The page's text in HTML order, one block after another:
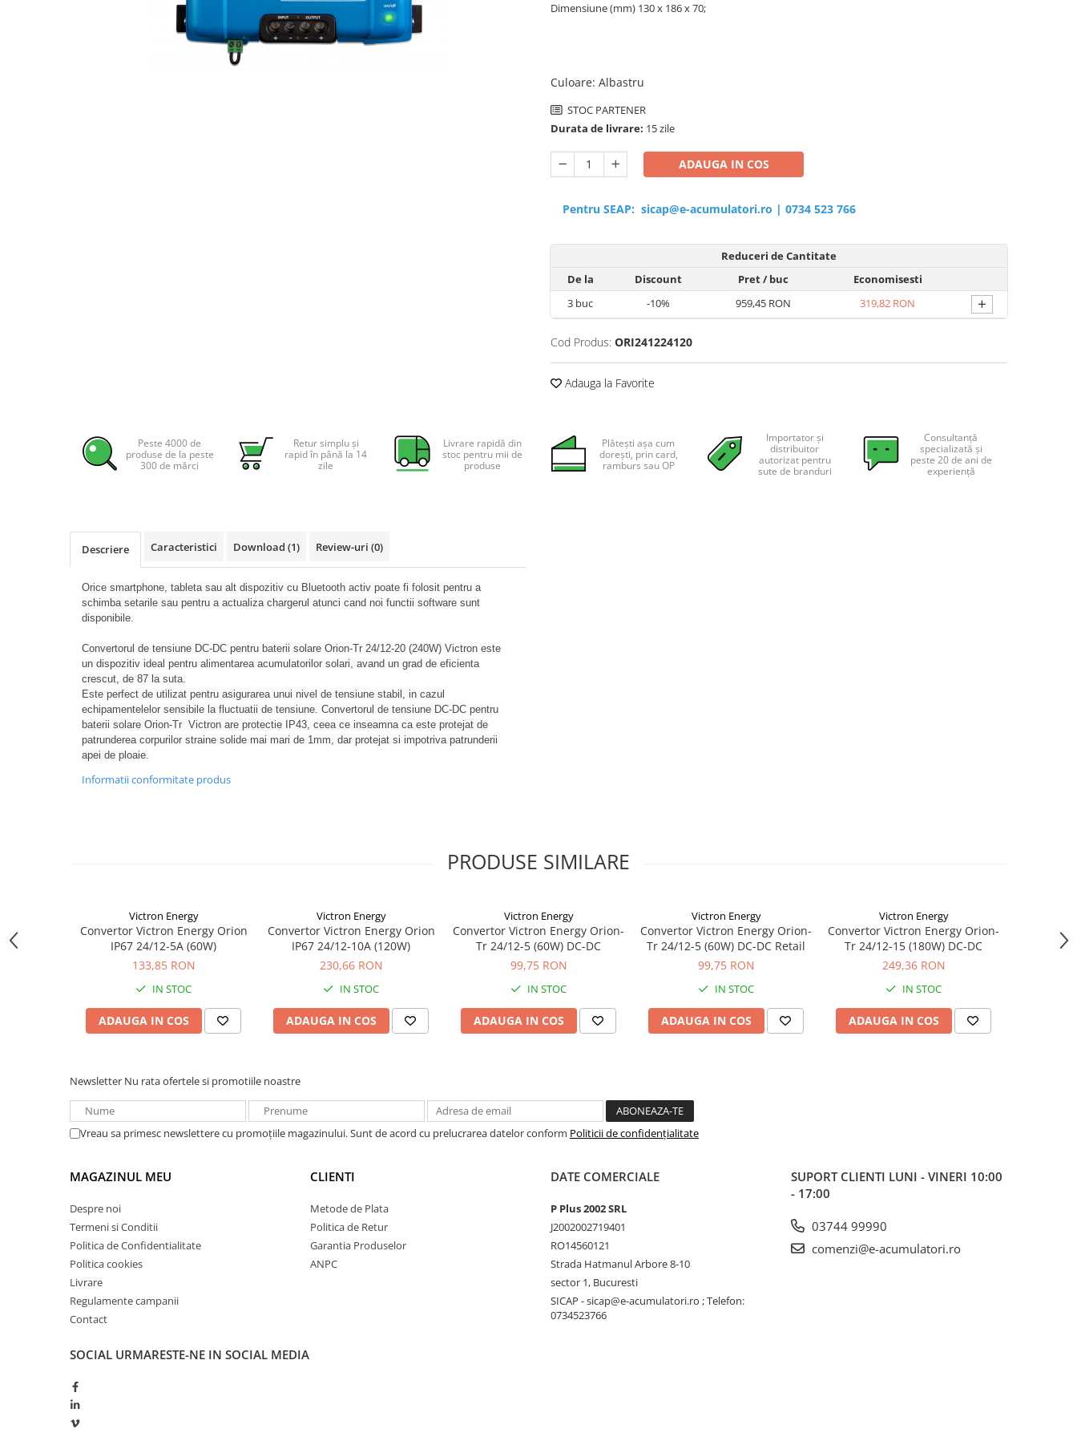
Panouri fotovoltaice si accesorii
Sisteme fotovoltaice de putere
mica (rulota/caravan/case de
Statii de incarcare vehicule
Statii de incarcare
Cabluri de incarcare vehicule
Turbine eoliene pentru casă
Acumulatori VRLA AGM/GEL /
Tractiune / LiFePo4
Baterii si acumulatori gel si VRLA
SLA AGM (Sealed Lead Acid)
Deep Cycle - Tractiune/Semi-
Redresoare auto, moto, barci si
UPS pentru centrale termice si
UPS Calculatoare si Servere
UPS Trifazat
Stabilizatoare Tensiune
PDUs unitati de distributie a
energiei electrice
Acumulatori UPS
Drumetii / Camping
Frigidere portabile
Dimensiune (mm) 130 x 186 x 70;
Culoare: Albastru
STOC PARTENER
Durata de livrare: 15 zile
ADAUGA IN COS
Pentru SEAP: sicap@e-acumulatori.ro | 0734 523 766
Reduceri de Cantitate
De la
Discount Pret/ buc
Economisesti
3 buc -10% 959,45 RON 319,82 RON +
Cod Produs: ORI241224120
Adauga la Favorite
Peste 4000 de
produse de la peste
300 de mărci
Retur simplu și
rapid în până la 14
zile
Livrare rapidă din
stoc pentru mii de
produse
Plătești așa cum
dorești, prin card,
ramburs sau OP
Importator și
distribuitor
autorizat pentru
sute de branduri
Consultanță
specializată și
peste 20 de ani de
experiență
Descriere Caracteristici Download (1) Review-uri (0)
Orice smartphone, tableta sau alt dispozitiv cu Bluetooth activ poate fi folosit pentru a
schimba setarile sau pentru a actualiza chargerul atunci cand noi functii software sunt
disponibile.
Convertorul de tensiune DC-DC pentru baterii solare Orion-Tr 24/12-20 (240W) Victron este
un dispozitiv ideal pentru alimentarea acumulatorilor solari, avand un grad de eficienta
crescut, de 87 la suta.
Este perfect de utilizat pentru asigurarea unui nivel de tensiune stabil, in cazul
echipamentelelor sensibile la fluctuatii de tensiune. Convertorul de tensiune DC-DC pentru
baterii solare Orion-Tr Victron are protectie IP43, ceea ce inseamna ca este protejat de
patrunderea corpurilor straine solide mai mari de 1mm, dar protejat si impotriva patrunderii
apei de ploaie.
Informatii conformitate produs
PRODUSE SIMILARE
Victron Energy
Convertor Victron Energy Orion
IP67 24/12-5A (60W)
133,85 RON
IN STOC
ADAUGA IN COS
Victron Energy
Convertor Victron Energy Orion
IP67 24/12-10A (120W)
230,66 RON
IN STOC
ADAUGA IN COS
Victron Energy
Convertor Victron Energy Orion-
Tr 24/12-5 (60W) DC-DC
99,75 RON
IN STOC
ADAUGA IN COS
Victron Energy
Convertor Victron Energy Orion-
Tr 24/12-5 (60W) DC-DC Retail
99,75 RON
IN STOC
ADAUGA IN COS
Victron Energy
Convertor Victron Energy Orion-
Tr 24/12-15 (180W) DC-DC
249,36 RON
IN STOC
ADAUGA IN COS
Convertor
Tr 24/12-
Newsletter Nu rata ofertele si promotiile noastre
Vreau sa primesc newslettere cu promoțiile magazinului. Sunt de acord cu prelucrarea datelor conform Politicii de confidențialitate
MAGAZINUL MEU
Despre noi
Termeni si Conditii
Politica de Confidentialitate
Politica cookies
Livrare
Regulamente campanii
Contact
CLIENTI
Metode de Plata
Politica de Retur
Garantia Produselor
ANPC
DATE COMERCIALE
P Plus 2002 SRL
J2002002719401
RO14560121
Strada Hatmanul Arbore 8-10
sector 1, Bucuresti
SICAP - sicap@e-acumulatori.ro ; Telefon:
0734523766
SUPORT CLIENTI LUNI - VINERI 10:00
- 17:00
03744 99990
comenzi@e-acumulatori.ro
SOCIAL URMARESTE-NE IN SOCIAL MEDIA